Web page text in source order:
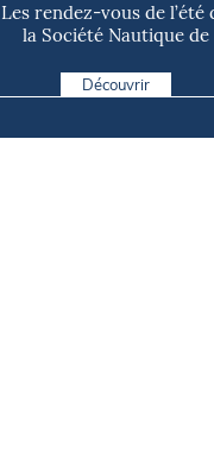
Les rendez-vous de l’été
la Société Nautique de
Découvrir